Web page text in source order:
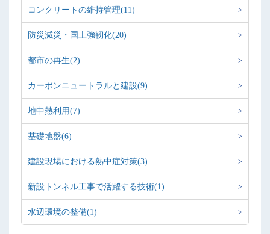
コンクリートの維持管理(11)
防災減災・国土強靭化(20)
都市の再生(2)
カーボンニュートラルと建設(9)
地中熱利用(7)
基礎地盤(6)
建設現場における熱中症対策(3)
新設トンネル工事で活躍する技術(1)
水辺環境の整備(1)